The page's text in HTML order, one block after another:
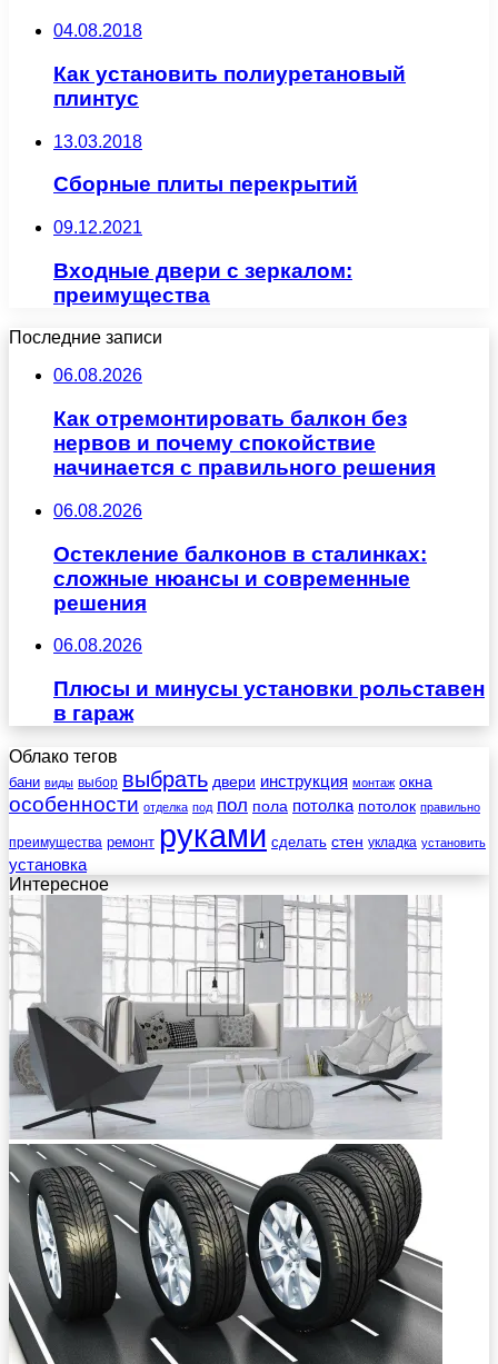
04.08.2018
Как установить полиуретановый
плинтус
13.03.2018
Сборные плиты перекрытий
09.12.2021
Входные двери с зеркалом:
преимущества
Последние записи
06.08.2026
Как отремонтировать балкон без
нервов и почему спокойствие
начинается с правильного решения
06.08.2026
Остекление балконов в сталинках:
сложные нюансы и современные
решения
06.08.2026
Плюсы и минусы установки рольставен
в гараж
Облако тегов
бани виды выбор выбрать двери инструкция монтаж окна
особенности отделка под пол пола потолка потолок правильно
преимущества ремонт руками сделать стен укладка установить
установка
Интересное